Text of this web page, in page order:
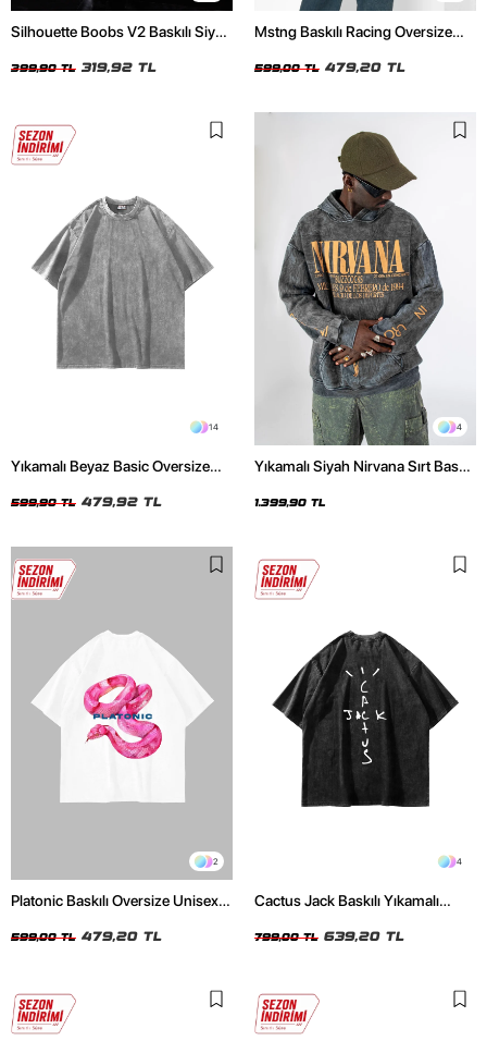
Silhouette Boobs V2 Baskılı Siyah
399,90 TL 319,92 TL
Mstng Baskılı Racing Oversize
599,00 TL 479,20 TL
14
Yıkamalı Beyaz Basic Oversize
599,90 TL 479,92 TL
4
Yıkamalı Siyah Nirvana Sırt Baskılı
1.399,90 TL
2
Platonic Baskılı Oversize Unisex
599,00 TL 479,20 TL
4
Cactus Jack Baskılı Yıkamalı
799,00 TL 639,20 TL